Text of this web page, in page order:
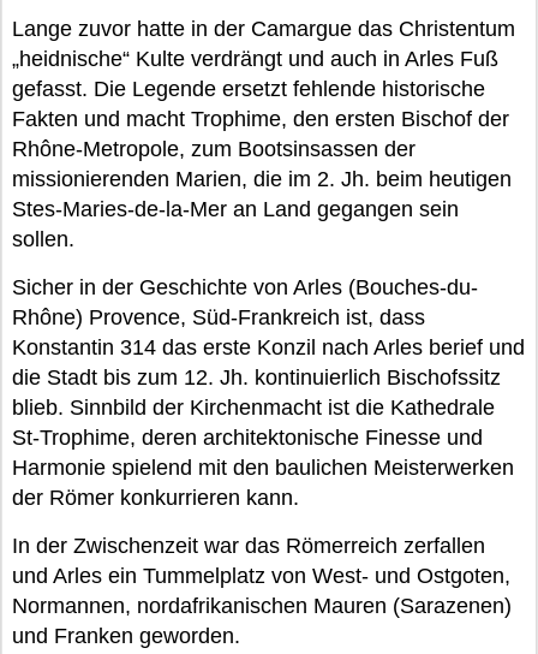
Lange zuvor hatte in der Camargue das Christentum
„heidnische“ Kulte verdrängt und auch in Arles Fuß
gefasst. Die Legende ersetzt fehlende historische
Fakten und macht Trophime, den ersten Bischof der
Rhône-Metropole, zum Bootsinsassen der
missionierenden Marien, die im 2. Jh. beim heutigen
Stes-Maries-de-la-Mer an Land gegangen sein
sollen.
Sicher in der Geschichte von Arles (Bouches-du-
Rhône) Provence, Süd-Frankreich ist, dass
Konstantin 314 das erste Konzil nach Arles berief und
die Stadt bis zum 12. Jh. kontinuierlich Bischofssitz
blieb. Sinnbild der Kirchenmacht ist die Kathedrale
St-Trophime, deren architektonische Finesse und
Harmonie spielend mit den baulichen Meisterwerken
der Römer konkurrieren kann.
In der Zwischenzeit war das Römerreich zerfallen
und Arles ein Tummelplatz von West- und Ostgoten,
Normannen, nordafrikanischen Mauren (Sarazenen)
und Franken geworden.